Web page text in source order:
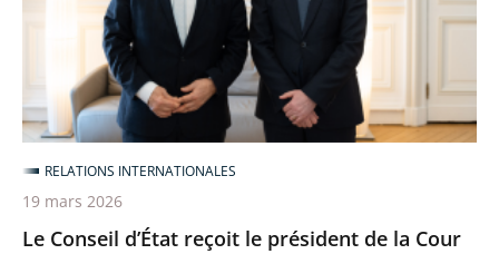
président
la
Cour
constitutionnelle
du
Kosovo
Le Conseil d’État reçoit le président de la Cour
RELATIONS INTERNATIONALES
19 mars 2026